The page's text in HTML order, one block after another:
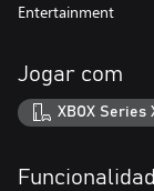
Características
Sun Temple.
• Gráficos
personagens
de itens novo em
Entertainment
Jogar com
XBOX Series